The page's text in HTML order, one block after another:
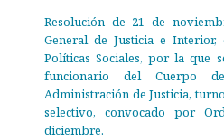
Resolución de 21 de
General de Justicia e
Políticas Sociales, por la que
funcionario del Cuerpo
Administración de Justicia,
selectivo, convocado por
diciembre.